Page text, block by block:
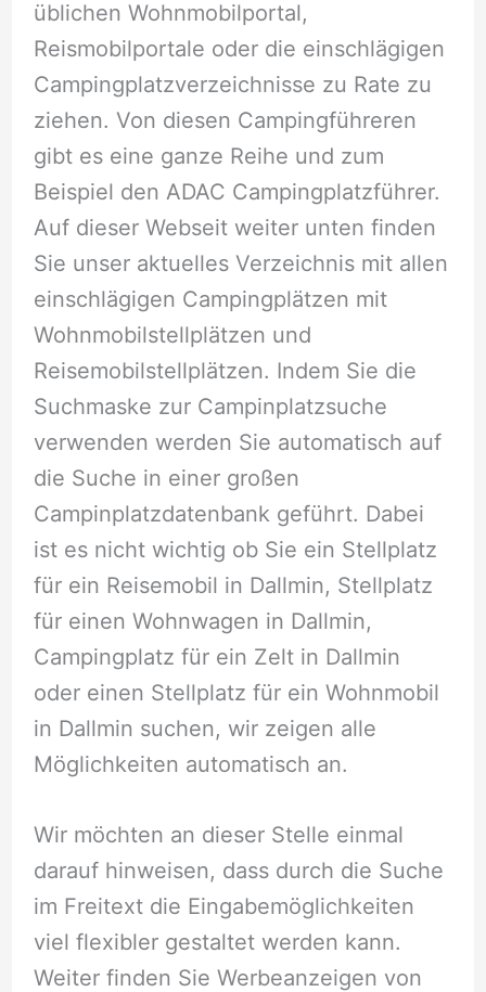
üblichen Wohnmobilportal,
Reismobilportale oder die einschlägigen
Campingplatzverzeichnisse zu Rate zu
ziehen. Von diesen Campingführeren
gibt es eine ganze Reihe und zum
Beispiel den ADAC Campingplatzführer.
Auf dieser Webseit weiter unten finden
Sie unser aktuelles Verzeichnis mit allen
einschlägigen Campingplätzen mit
Wohnmobilstellplätzen und
Reisemobilstellplätzen. Indem Sie die
Suchmaske zur Campinplatzsuche
verwenden werden Sie automatisch auf
die Suche in einer großen
Campinplatzdatenbank geführt. Dabei
ist es nicht wichtig ob Sie ein Stellplatz
für ein Reisemobil in Dallmin, Stellplatz
für einen Wohnwagen in Dallmin,
Campingplatz für ein Zelt in Dallmin
oder einen Stellplatz für ein Wohnmobil
in Dallmin suchen, wir zeigen alle
Möglichkeiten automatisch an.
Wir möchten an dieser Stelle einmal
darauf hinweisen, dass durch die Suche
im Freitext die Eingabemöglichkeiten
viel flexibler gestaltet werden kann.
Weiter finden Sie Werbeanzeigen von